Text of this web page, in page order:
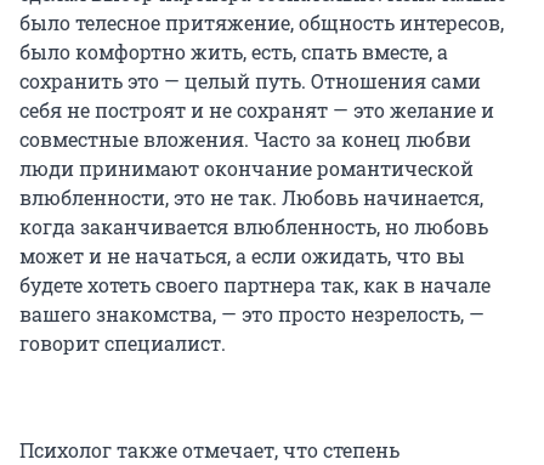
было телесное притяжение, общность интересов,
было комфортно жить, есть, спать вместе, а
сохранить это — целый путь. Отношения сами
себя не построят и не сохранят — это желание и
совместные вложения. Часто за конец любви
люди принимают окончание романтической
влюбленности, это не так. Любовь начинается,
когда заканчивается влюбленность, но любовь
может и не начаться, а если ожидать, что вы
будете хотеть своего партнера так, как в начале
вашего знакомства, — это просто незрелость, —
говорит специалист.
Психолог также отмечает, что степень